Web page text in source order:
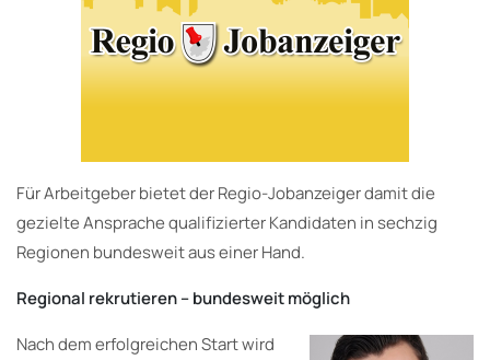
Für Arbeitgeber bietet der Regio-Jobanzeiger damit die
gezielte Ansprache qualifizierter Kandidaten in sechzig
Regionen bundesweit aus einer Hand.
Regional rekrutieren – bundesweit möglich
Nach dem erfolgreichen Start wird